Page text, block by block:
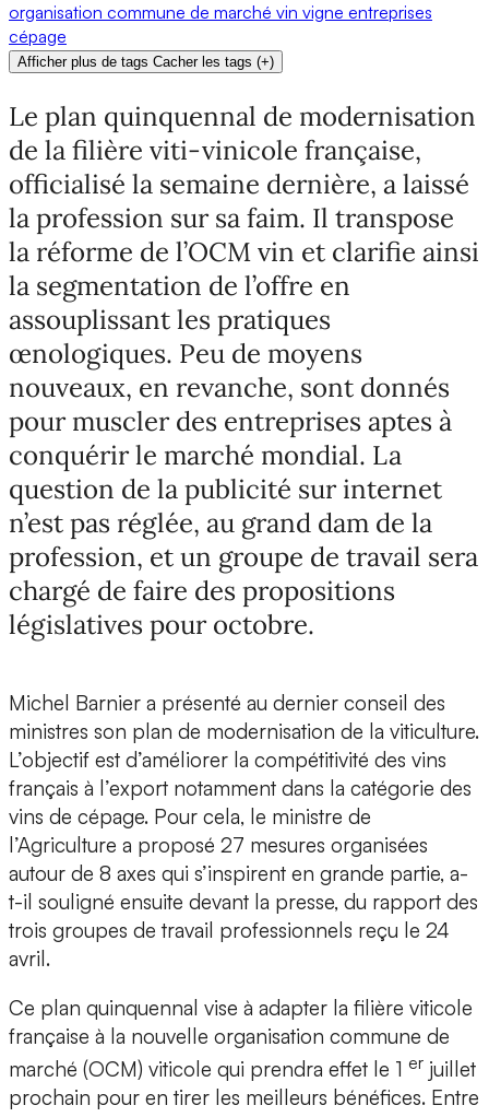
organisation commune de marché vin vigne entreprises
cépage
Afficher plus de tags Cacher les tags (+)
Le plan quinquennal de modernisation
de la filière viti-vinicole française,
officialisé la semaine dernière, a laissé
la profession sur sa faim. Il transpose
la réforme de l’OCM vin et clarifie ainsi
la segmentation de l’offre en
assouplissant les pratiques
œnologiques. Peu de moyens
nouveaux, en revanche, sont donnés
pour muscler des entreprises aptes à
conquérir le marché mondial. La
question de la publicité sur internet
n’est pas réglée, au grand dam de la
profession, et un groupe de travail sera
chargé de faire des propositions
législatives pour octobre.
Michel Barnier a présenté au dernier conseil des
ministres son plan de modernisation de la viticulture.
L’objectif est d’améliorer la compétitivité des vins
français à l’export notamment dans la catégorie des
vins de cépage. Pour cela, le ministre de
l’Agriculture a proposé 27 mesures organisées
autour de 8 axes qui s’inspirent en grande partie, a-
t-il souligné ensuite devant la presse, du rapport des
trois groupes de travail professionnels reçu le 24
avril.
Ce plan quinquennal vise à adapter la filière viticole
française à la nouvelle organisation commune de
marché (OCM) viticole qui prendra effet le 1 er juillet
prochain pour en tirer les meilleurs bénéfices. Entre